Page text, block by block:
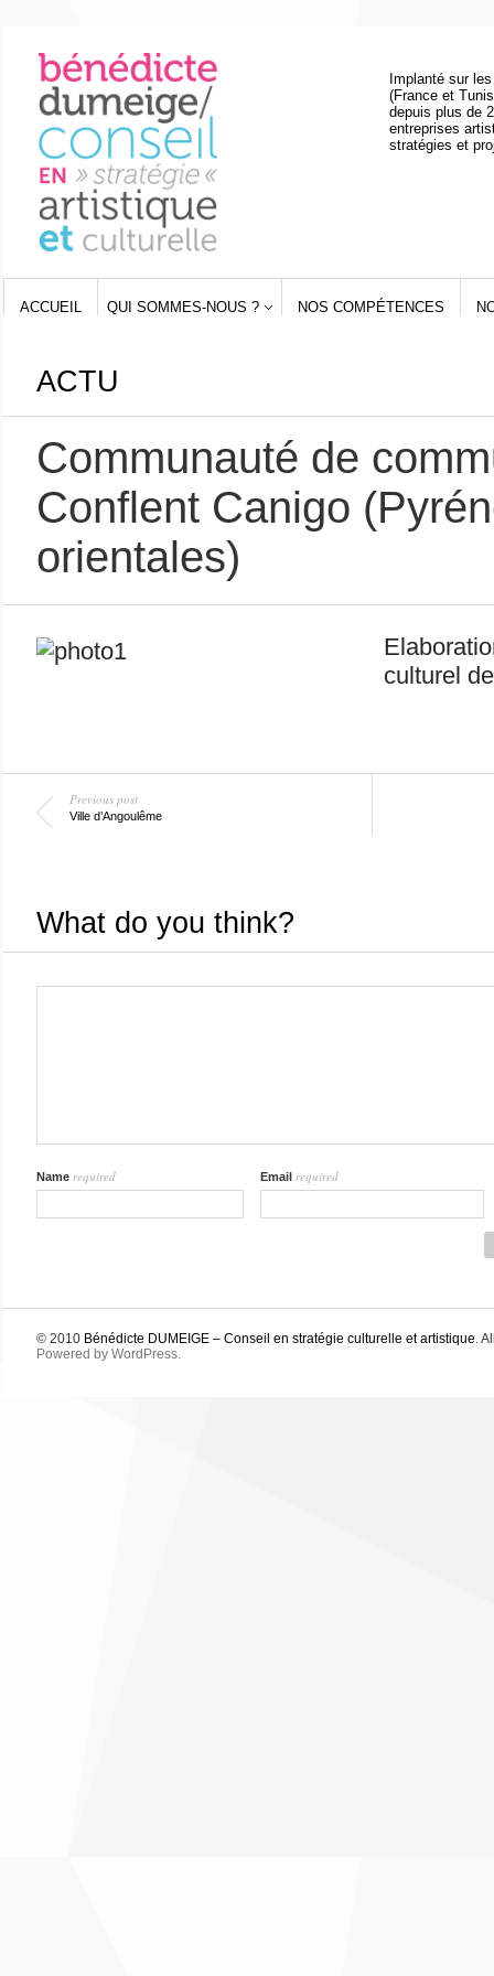
Implanté sur
(France et
depuis plus de
entreprises
stratégies et
ACCUEIL QUI SOMMES-NOUS ? NOS COMPÉTENCES
ACTU
Communauté de
Conflent Canigo
orientales)
culturel
Previous post
Ville d’Angoulême
What do you think?
Name required Email required
© 2010 Bénédicte DUMEIGE – Conseil en stratégie culturelle et artistique.
Powered by WordPress.